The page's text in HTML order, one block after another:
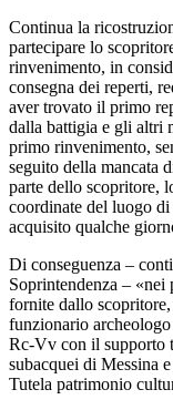
Continua la
partecipare lo
rinvenimento, in
consegna dei reperti,
aver trovato il primo
dalla battigia e gli altri
primo rinvenimento,
seguito della mancata
parte dello scopritore,
coordinate del luogo
acquisito qualche
Di conseguenza –
Soprintendenza –
fornite dallo
funzionario
Rc-Vv con il supporto
subacquei di Messina
Tutela patrimonio